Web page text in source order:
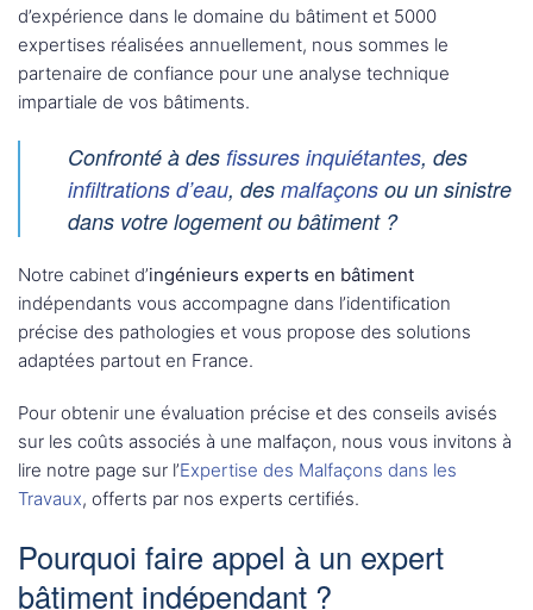
d’expérience dans le domaine du bâtiment et 5000
expertises réalisées annuellement, nous sommes le
partenaire de confiance pour une analyse technique
impartiale de vos bâtiments.
Confronté à des fissures inquiétantes, des
infiltrations d’eau, des malfaçons ou un sinistre
dans votre logement ou bâtiment ?
Notre cabinet d’ingénieurs experts en bâtiment
indépendants vous accompagne dans l’identification
précise des pathologies et vous propose des solutions
adaptées partout en France.
Pour obtenir une évaluation précise et des conseils avisés
sur les coûts associés à une malfaçon, nous vous invitons à
lire notre page sur l’Expertise des Malfaçons dans les
Travaux, offerts par nos experts certifiés.
Pourquoi faire appel à un expert
bâtiment indépendant ?